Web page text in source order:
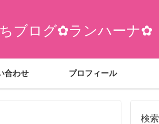
ブログ✿ランハーナ✿
合わせ プロフィール
検索